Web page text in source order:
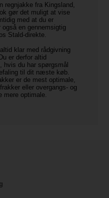
fra Kingsland,
gør det muligt at vise
med at du er
en gennemsigtig
Stald-direkte.
klar med rådgivning
er derfor altid
du har spørgsmål
til dit næste køb.
er de mest optimale,
eller overgangs- og
mere optimale.